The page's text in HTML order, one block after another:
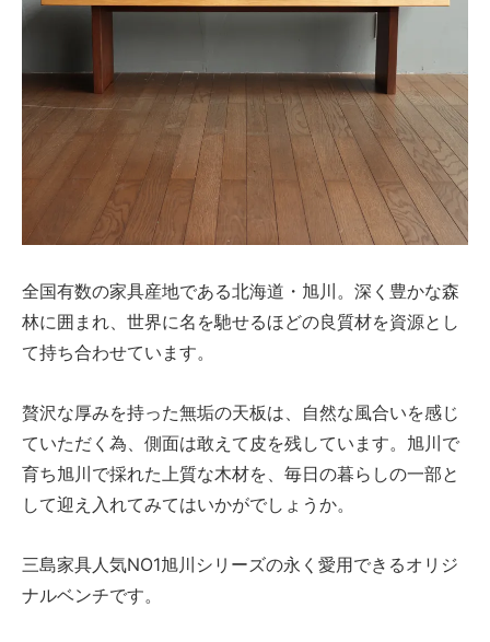
全国有数の家具産地である北海道・旭川。深く豊かな森
林に囲まれ、世界に名を馳せるほどの良質材を資源とし
て持ち合わせています。
贅沢な厚みを持った無垢の天板は、自然な風合いを感じ
ていただく為、側面は敢えて皮を残しています。旭川で
育ち旭川で採れた上質な木材を、毎日の暮らしの一部と
して迎え入れてみてはいかがでしょうか。
三島家具人気NO1旭川シリーズの永く愛用できるオリジ
ナルベンチです。